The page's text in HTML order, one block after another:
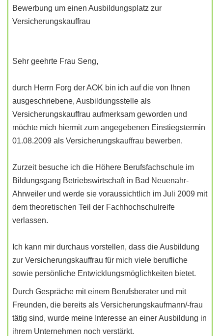
Bewerbung um einen Ausbildungsplatz zur
Versicherungskauffrau
Sehr geehrte Frau Seng,
durch Herrn Forg der AOK bin ich auf die von Ihnen
ausgeschriebene, Ausbildungsstelle als
Versicherungskauffrau aufmerksam geworden und
möchte mich hiermit zum angegebenen Einstiegstermin
01.08.2009 als Versicherungskauffrau bewerben.
Zurzeit besuche ich die Höhere Berufsfachschule im
Bildungsgang Betriebswirtschaft in Bad Neuenahr-
Ahrweiler und werde sie voraussichtlich im Juli 2009 mit
dem theoretischen Teil der Fachhochschulreife
verlassen.
Ich kann mir durchaus vorstellen, dass die Ausbildung
zur Versicherungskauffrau für mich viele berufliche
sowie persönliche Entwicklungsmöglichkeiten bietet.
Durch Gespräche mit einem Berufsberater und mit
Freunden, die bereits als Versicherungskaufmann/-frau
tätig sind, wurde meine Interesse an einer Ausbildung in
ihrem Unternehmen noch verstärkt.